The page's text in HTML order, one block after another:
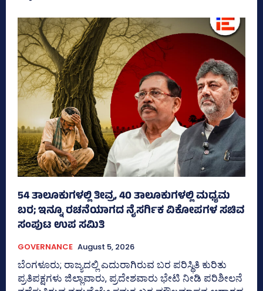
54 ತಾಲೂಕುಗಳಲ್ಲಿ ತೀವ್ರ, 40 ತಾಲೂಕುಗಳಲ್ಲಿ ಮಧ್ಯಮ
ಬರ; ಇನ್ನೂ ರಚನೆಯಾಗದ ನೈಸರ್ಗಿಕ ವಿಕೋಪಗಳ ಸಚಿವ
ಸಂಪುಟ ಉಪ ಸಮಿತಿ
GOVERNANCE August 5, 2026
ಬೆಂಗಳೂರು; ರಾಜ್ಯದಲ್ಲಿ ಎದುರಾಗಿರುವ ಬರ ಪರಿಸ್ಥಿತಿ ಕುರಿತು
ಪ್ರತಿಪಕ್ಷಗಳು ಜಿಲ್ಲಾವಾರು, ಪ್ರದೇಶವಾರು ಭೇಟಿ ನೀಡಿ ಪರಿಶೀಲನೆ